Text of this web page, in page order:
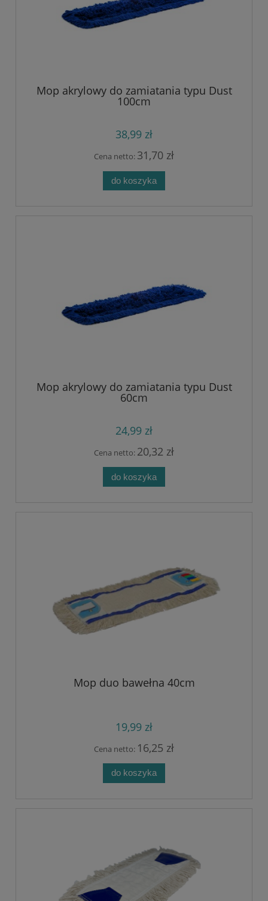
Mop akrylowy do zamiatania typu Dust
100cm
38,99 zł
Cena netto: 31,70 zł
do koszyka
Mop akrylowy do zamiatania typu Dust
60cm
24,99 zł
Cena netto: 20,32 zł
do koszyka
Mop duo bawełna 40cm
19,99 zł
Cena netto: 16,25 zł
do koszyka